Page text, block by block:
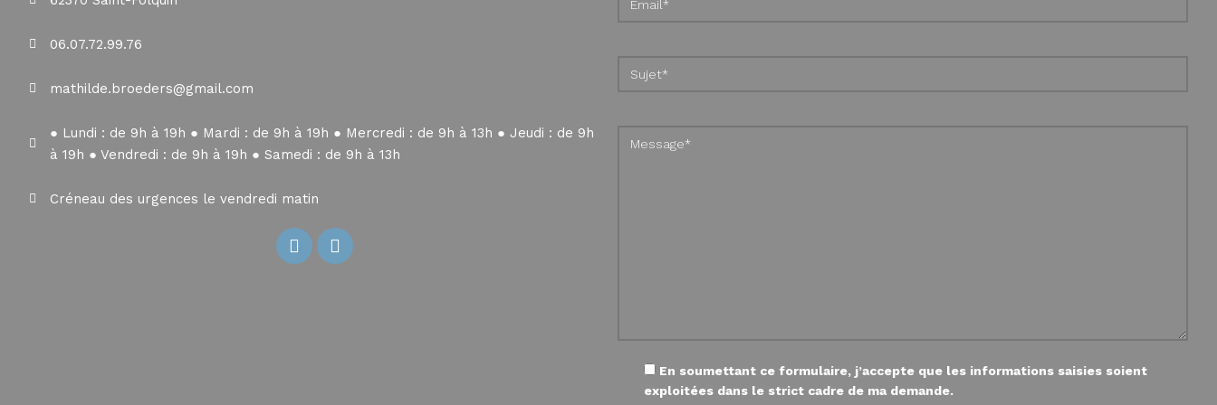
06.07.72.99.76
mathilde.broeders@gmail.com
● Lundi : de 9h à 19h ● Mardi : de 9h à 19h ● Mercredi : de 9h à 13h ● Jeudi : de 9h
à 19h ● Vendredi : de 9h à 19h ● Samedi : de 9h à 13h
Créneau des urgences le vendredi matin
En soumettant ce formulaire, j’accepte que les informations saisies soient
exploitées dans le strict cadre de ma demande.